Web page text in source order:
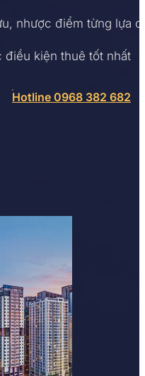
nhược điểm từng lựa
điều kiện thuê tốt nhất
Hotline 0968 382 682